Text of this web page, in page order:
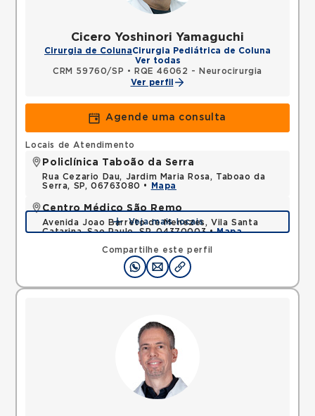
Cicero Yoshinori Yamaguchi
Cirurgia de ColunaCirurgia Pediátrica de Coluna
Ver todas
CRM 59760/SP •
RQE 46062 - Neurocirurgia
Ver perfil
Agende uma consulta
Compartilhe este perfil
Locais de Atendimento
Policlínica Taboão da Serra
Rua Cezario Dau, Jardim Maria Rosa, Taboao da
Serra, SP, 06763080 •
Mapa
Centro Médico São Remo
Avenida Joao Barreto de Menezes, Vila Santa
Catarina, Sao Paulo, SP, 04370003 •Mapa
Veja mais locais